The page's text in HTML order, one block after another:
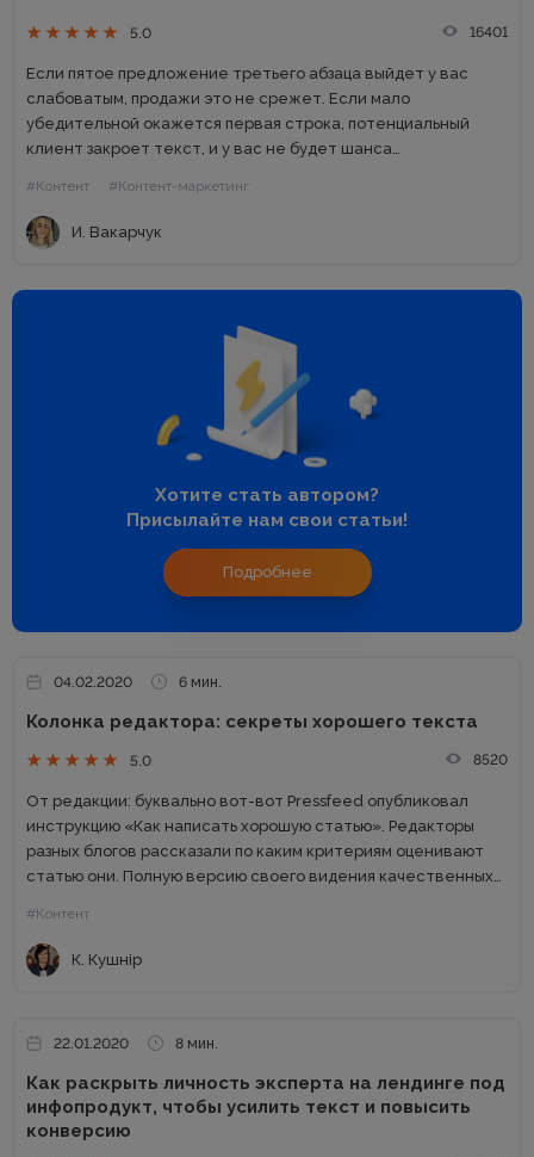
5.0 16401
Если пятое предложение третьего абзаца выйдет у вас
слабоватым, продажи это не срежет. Если мало
убедительной окажется первая строка, потенциальный
клиент закроет текст, и у вас не будет шанса
мощи. Поэтому начало текста...
#Контент #Контент-маркетинг
И. Вакарчук
Хотите стать автором?
Присылайте нам свои статьи!
Подробнее
04.02.2020 6 мин.
Колонка редактора: секреты хорошего текста
5.0 8520
От редакции: буквально вот-вот Pressfeed опубликовал
инструкцию «Как написать хорошую статью». Редакторы
разных блогов рассказали по каким критериям оценивают
статью они. Полную версию своего видения качественных
журнала «Завтра облачно»...
#Контент
К. Кушнір
22.01.2020 8 мин.
Как раскрыть личность эксперта на лендинге под
инфопродукт, чтобы усилить текст и повысить
конверсию